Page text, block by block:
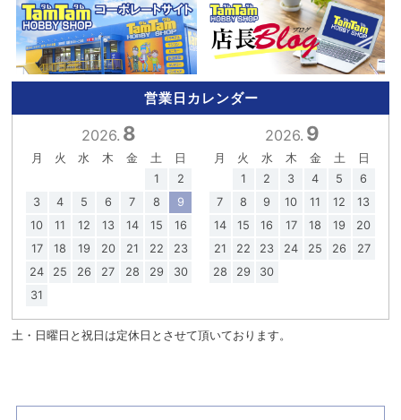
営業日カレンダー
2026. 8
月 火 水 木 金 土
日
1
2
3
4 5 6 7 8
9
10
11 12 13 14 15
16
17
18 19 20 21 22
23
24
25 26 27 28 29
30
31
2026. 9
月 火 水 木 金 土
日
1
2 3 4 5
6
7
8 9 10 11 12
13
14
15 16 17 18 19
20
21
22 23 24 25 26
27
28
29 30
土・日曜日と祝日は定休日とさせて頂いております。